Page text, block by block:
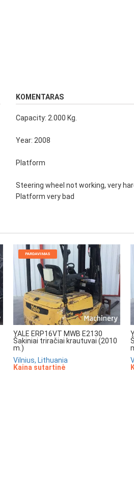
KOMENTARAS
Capacity: 2.000 Kg.
Year: 2008
Platform
Steering wheel not working, very
Platform very bad
PARDAVIMAS
YALE ERP16VT MWB E2130
Šakiniai triračiai krautuvai (2010
m.)
Vilnius, Lithuania
Kaina sutartinė